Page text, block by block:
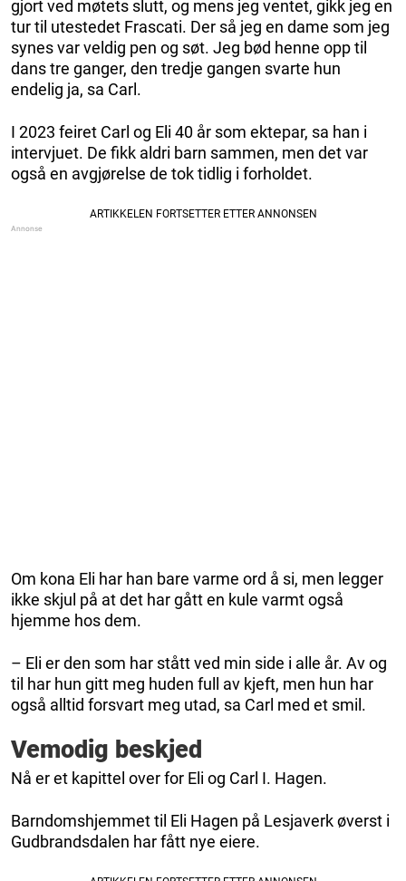
gjort ved møtets slutt, og mens jeg ventet, gikk jeg en
tur til utestedet Frascati. Der så jeg en dame som jeg
synes var veldig pen og søt. Jeg bød henne opp til
dans tre ganger, den tredje gangen svarte hun
endelig ja, sa Carl.
I 2023 feiret Carl og Eli 40 år som ektepar, sa han i
intervjuet. De fikk aldri barn sammen, men det var
også en avgjørelse de tok tidlig i forholdet.
Om kona Eli har han bare varme ord å si, men legger
ikke skjul på at det har gått en kule varmt også
hjemme hos dem.
– Eli er den som har stått ved min side i alle år. Av og
til har hun gitt meg huden full av kjeft, men hun har
også alltid forsvart meg utad, sa Carl med et smil.
Vemodig beskjed
Nå er et kapittel over for Eli og Carl I. Hagen.
Barndomshjemmet til Eli Hagen på Lesjaverk øverst i
Gudbrandsdalen har fått nye eiere.